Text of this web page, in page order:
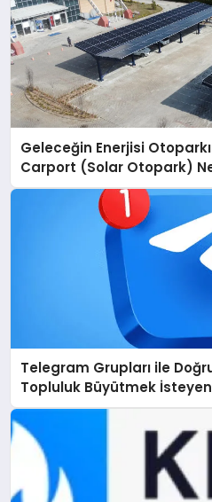
Geleceğin Enerjisi
Carport (Solar Otopark)
Telegram Grupları ile
Topluluk Büyütmek